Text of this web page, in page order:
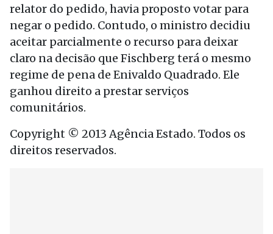
relator do pedido, havia proposto votar para
negar o pedido. Contudo, o ministro decidiu
aceitar parcialmente o recurso para deixar
claro na decisão que Fischberg terá o mesmo
regime de pena de Enivaldo Quadrado. Ele
ganhou direito a prestar serviços
comunitários.
Copyright © 2013 Agência Estado. Todos os
direitos reservados.